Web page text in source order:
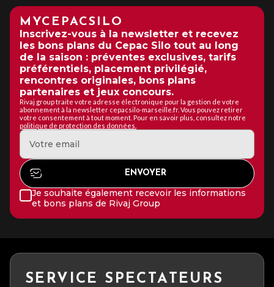
MYCEPACSILO
Inscrivez-vous à la newsletter et recevez
les bons plans du Cepac Silo tout au long
de la saison : préventes exclusives, tarifs
préférentiels, placement privilégié,
rencontres originales, bons plans
partenaires et jeux concours.
Rivaj group traite votre adresse électronique pour la gestion de votre
abonnement à la newsletter cepacsilo-marseille.fr. Vous pouvez retirer
votre consentement à tout moment. Pour en savoir plus, consultez notre
politique de protection des données.
Je souhaite également recevoir les informations
et bons plans de Rivaj Group
SERVICE SPECTATEURS